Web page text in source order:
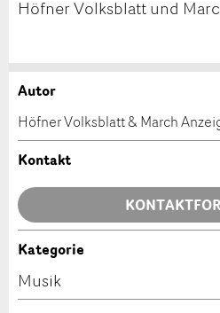
Höfner Volksblatt und
Anzeige
Ihr Feedback wird sehr
Allgemeines Feedback
Anzeige nicht mehr gültig
Anzeige unvollständig
Anzeige
Empfehlen Sie diese
Autor
Höfner Volksblatt & March
Kontakt
Kontakt
Kategorie
Musik